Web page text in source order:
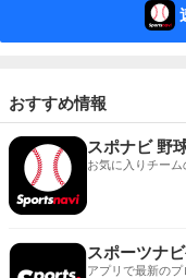
おすすめ情報
スポナビ 野
お気に入りチー
スポーツナ
アプリで最新の